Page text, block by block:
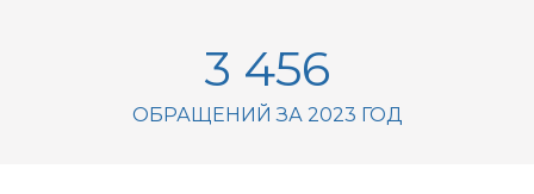
3 456
ОБРАЩЕНИЙ ЗА 2023 ГОД